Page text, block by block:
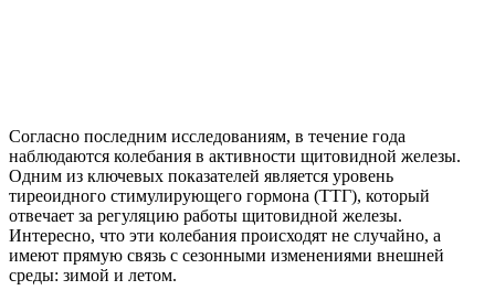
Согласно последним исследованиям, в течение года
наблюдаются колебания в активности щитовидной железы.
Одним из ключевых показателей является уровень
тиреоидного стимулирующего гормона (ТТГ), который
отвечает за регуляцию работы щитовидной железы.
Интересно, что эти колебания происходят не случайно, а
имеют прямую связь с сезонными изменениями внешней
среды: зимой и летом.